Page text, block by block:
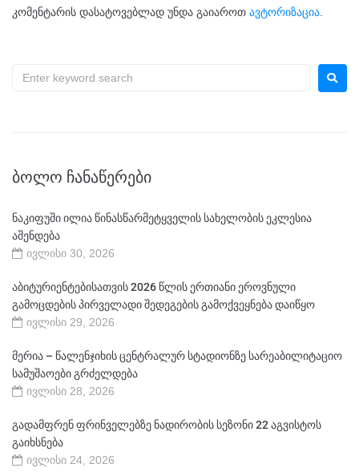
კომენტარის დასატოვებლად უნდა გაიაროთ ავტორიზაცია
ᲑᲝᲚᲝ ᲩᲐᲜᲐᲬᲔᲠᲔᲑᲘ
ნაკიფუში ილია წინასწარმეტყველის სახელობის ეკლესია
აშენდება
ივლისი 30, 2026
აბიტურიენტებისათვის 2026 წლის ერთიანი ეროვნული
გამოცდების პირველადი შედეგების გამოქვეყნება დაიწყო
ივლისი 29, 2026
მერია – წალენჯიხის ცენტრალურ სტადიონზე სარეაბილიტაციო
სამუშაოები გრძელდება
ივლისი 28, 2026
გადამფრენ ფრინველებზე ნადირობის სეზონი 22 აგვისტოს
გაიხსნება
ივლისი 24, 2026